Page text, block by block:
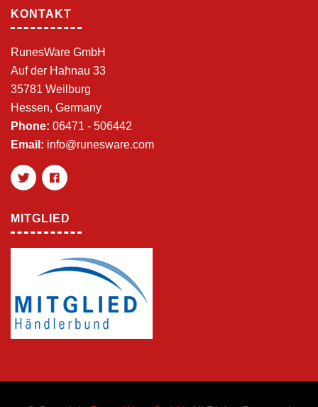
KONTAKT
RunesWare GmbH
Auf der Hahnau 33
35781 Weilburg
Hessen, Germany
Phone: 06471 - 506442
Email: info@runesware.com
MITGLIED